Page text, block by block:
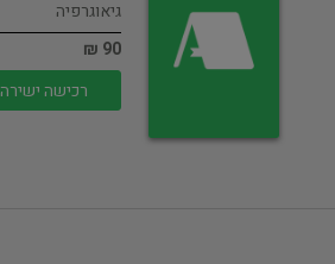
גיאוגרפיה
90 ₪
רכישה ישירה